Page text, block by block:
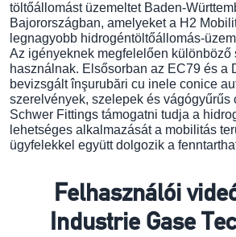
töltőállomást üzemeltet Baden-
Bajorországban, amelyeket a H2
legnagyobb hidrogéntöltőállomás-
Az igényeknek megfelelően különböző
használnak. Elsősorban az EC79 és a
bevizsgált înşurubări cu inele conice
szerelvények, szelepek és vágógyűrűs
Schwer Fittings támogatni tudja a
lehetséges alkalmazását a mobilitás
ügyfelekkel együtt dolgozik a
Felhasználói
Industrie Gase